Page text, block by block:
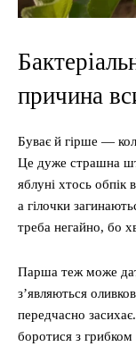
причина
Буває й гірше —
Це дуже страшна
яблуні хтось обпік
а гілочки
треба негайно, бо
Парша теж може
з’являються
передчасно
боротися з грибком